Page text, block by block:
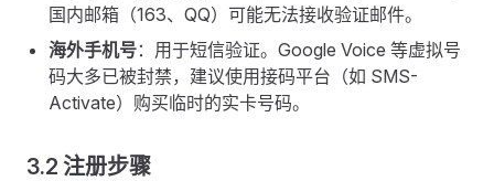
国内邮箱（163、QQ）可能无法接收验证邮件。
海外手机号：用于短信验证。Google Voice 等虚拟号
码大多已被封禁，建议使用接码平台（如 SMS-
Activate）购买临时的实卡号码。
3.2 注册步骤